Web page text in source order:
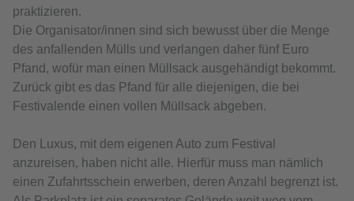
praktizieren.
Die Organisator/innen sind sich bewusst über die Menge
des anfallenden Mülls und verlangen daher fünf Euro
Pfand, wofür man einen Müllsack ausgehändigt bekommt.
Zurück gibt es das Pfand für alle diejenigen, die bei
Festivalende einen vollen Müllsack abgeben.
Den Luxus, mit dem eigenen Auto zum Festival
anzureisen, haben nicht alle. Hierfür muss man nämlich
einen Zufahrtsschein erwerben, deren Anzahl begrenzt ist.